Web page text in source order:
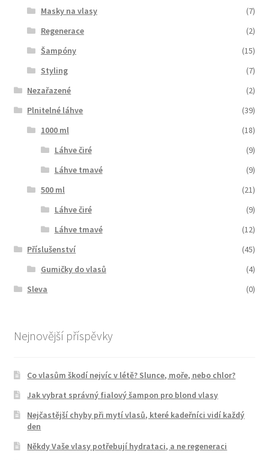
Masky na vlasy
(7)
Regenerace
(2)
Šampóny
(15)
Styling
(7)
Nezařazené
(2)
Plnitelné láhve
(39)
1000 ml
(18)
Láhve čiré
(9)
Láhve tmavé
(9)
500 ml
(21)
Láhve čiré
(9)
Láhve tmavé
(12)
Příslušenství
(45)
Gumičky do vlasů
(4)
Sleva
(0)
Nejnovější příspěvky
Co vlasům škodí nejvíc v létě? Slunce, moře, nebo chlor?
Jak vybrat správný fialový šampon pro blond vlasy
Nejčastější chyby při mytí vlasů, které kadeřníci vidí každý
den
Někdy Vaše vlasy potřebují hydrataci, a ne regeneraci